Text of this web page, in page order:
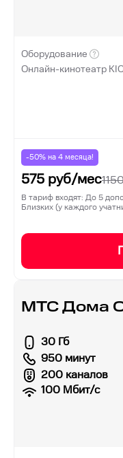
Оборудование
Онлайн-кинотеатр
-50% на 4 месяца!
575 руб/мес
В тариф входят: До 5
Близких (у каждого
МТС Дома
30 Гб
950 минут
200 каналов
100 Мбит/с